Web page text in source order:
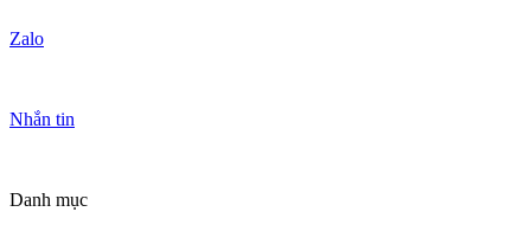
Zalo
Nhắn tin
Danh mục